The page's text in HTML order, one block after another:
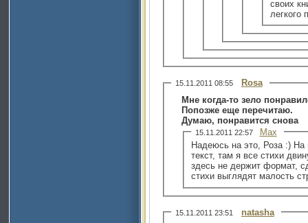
своих
легкого
15.11.2011 08:55
Rosa
Мне когда-то зело
Попозже еще перечитаю.
Думаю, понравится снова
15.11.2011 22:57
Max
Надеюсь на это, Роза :) На
текст, там я все стихи
здесь не держит формат,
стихи выглядят малость
15.11.2011 23:51
natasha